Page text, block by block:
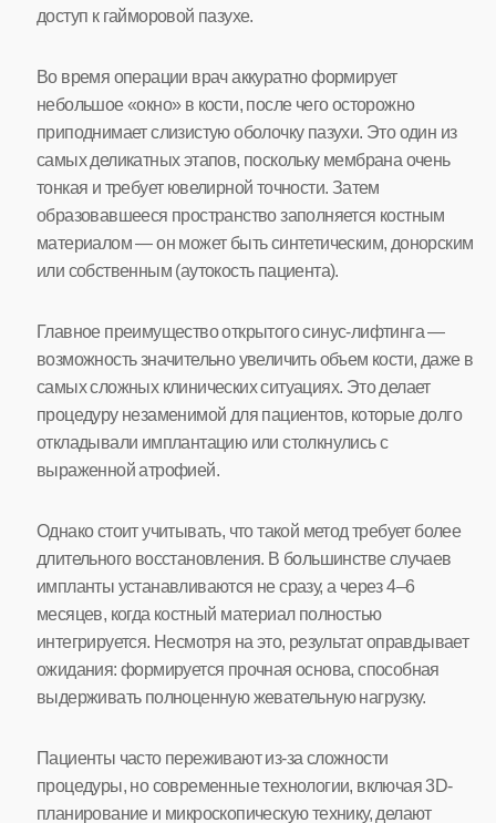
доступ к гайморовой пазухе.
Во время операции врач аккуратно формирует
небольшое «окно» в кости, после чего осторожно
приподнимает слизистую оболочку пазухи. Это один из
самых деликатных этапов, поскольку мембрана очень
тонкая и требует ювелирной точности. Затем
образовавшееся пространство заполняется костным
материалом — он может быть синтетическим, донорским
или собственным (аутокость пациента).
Главное преимущество открытого синус-лифтинга —
возможность значительно увеличить объем кости, даже в
самых сложных клинических ситуациях. Это делает
процедуру незаменимой для пациентов, которые долго
откладывали имплантацию или столкнулись с
выраженной атрофией.
Однако стоит учитывать, что такой метод требует более
длительного восстановления. В большинстве случаев
импланты устанавливаются не сразу, а через 4–6
месяцев, когда костный материал полностью
интегрируется. Несмотря на это, результат оправдывает
ожидания: формируется прочная основа, способная
выдерживать полноценную жевательную нагрузку.
Пациенты часто переживают из-за сложности
процедуры, но современные технологии, включая 3D-
планирование и микроскопическую технику, делают